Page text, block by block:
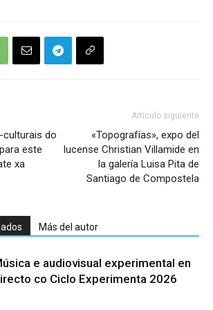
culturais do
este
xa
Artículo siguiente
«Topografías», expo del
lucense Christian Villamide en
la galería Luisa Pita de
Santiago de Compostela
Más del autor
e audiovisual experimental en
co Ciclo Experimenta 2026